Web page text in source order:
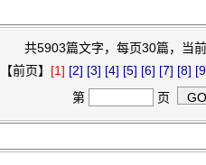
共5903篇文字，每页30篇，当
前页】 [1] [2] [3] [4] [5] [6] [7] [8]
第
页